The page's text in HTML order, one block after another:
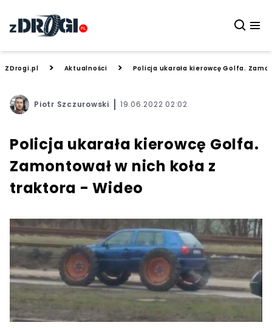
ZDrogi.pl > Aktualności > Policja ukarała kierowcę Golfa.
Piotr Szczurowski 19.06.2022 02:02
Policja ukarała kierowcę Golfa.
Zamontował w nich koła z
traktora - Wideo